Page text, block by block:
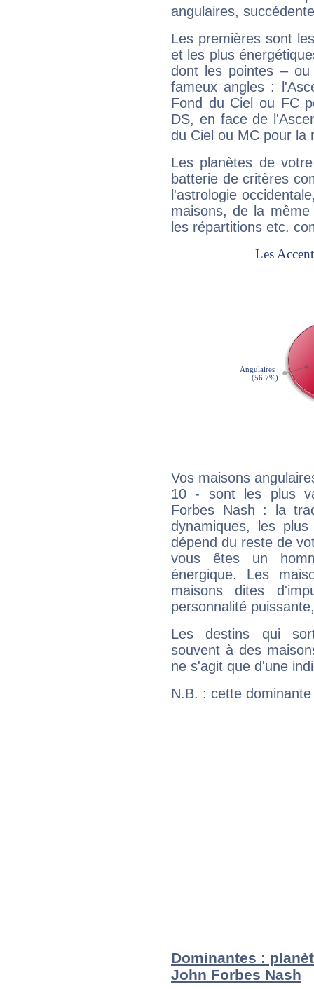
angulaires,
Les premières sont
et les plus
dont les pointes –
fameux angles :
Fond du Ciel ou FC
DS, en face de
du Ciel ou MC pour la
Les planètes de
batterie de critères
l'astrologie
maisons, de la
les répartitions etc.
Vos maisons
10 - sont les plus
Forbes Nash : la
dynamiques, les
dépend du reste de
vous êtes un
énergique. Les
maisons dites
personnalité
Les destins qui
souvent à des
ne s'agit que d'une
N.B. : cette
Dominantes :
John Forbes Nash